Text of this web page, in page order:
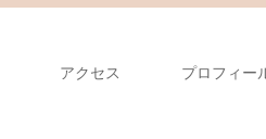
アクセス プロフィー